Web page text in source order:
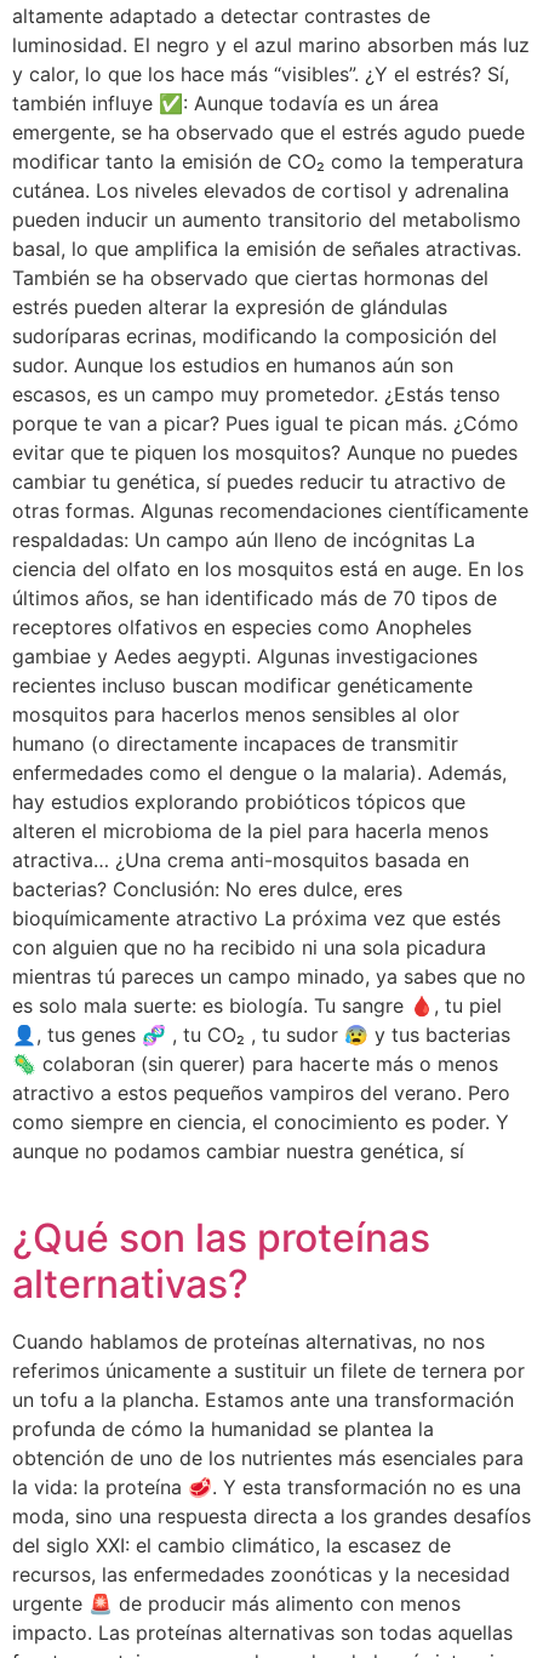
altamente adaptado a detectar contrastes de
luminosidad. El negro y el azul marino absorben más luz
y calor, lo que los hace más “visibles”. ¿Y el estrés? Sí,
también influye ✅: Aunque todavía es un área
emergente, se ha observado que el estrés agudo puede
modificar tanto la emisión de CO₂ como la temperatura
cutánea. Los niveles elevados de cortisol y adrenalina
pueden inducir un aumento transitorio del metabolismo
basal, lo que amplifica la emisión de señales atractivas.
También se ha observado que ciertas hormonas del
estrés pueden alterar la expresión de glándulas
sudoríparas ecrinas, modificando la composición del
sudor. Aunque los estudios en humanos aún son
escasos, es un campo muy prometedor. ¿Estás tenso
porque te van a picar? Pues igual te pican más. ¿Cómo
evitar que te piquen los mosquitos? Aunque no puedes
cambiar tu genética, sí puedes reducir tu atractivo de
otras formas. Algunas recomendaciones científicamente
respaldadas: Un campo aún lleno de incógnitas La
ciencia del olfato en los mosquitos está en auge. En los
últimos años, se han identificado más de 70 tipos de
receptores olfativos en especies como Anopheles
gambiae y Aedes aegypti. Algunas investigaciones
recientes incluso buscan modificar genéticamente
mosquitos para hacerlos menos sensibles al olor
humano (o directamente incapaces de transmitir
enfermedades como el dengue o la malaria). Además,
hay estudios explorando probióticos tópicos que
alteren el microbioma de la piel para hacerla menos
atractiva… ¿Una crema anti-mosquitos basada en
bacterias? Conclusión: No eres dulce, eres
bioquímicamente atractivo La próxima vez que estés
con alguien que no ha recibido ni una sola picadura
mientras tú pareces un campo minado, ya sabes que no
es solo mala suerte: es biología. Tu sangre 🩸, tu piel
👤, tus genes 🧬 , tu CO₂ , tu sudor 😰 y tus bacterias
🦠 colaboran (sin querer) para hacerte más o menos
atractivo a estos pequeños vampiros del verano. Pero
como siempre en ciencia, el conocimiento es poder. Y
aunque no podamos cambiar nuestra genética, sí
¿Qué son las proteínas
alternativas?
Cuando hablamos de proteínas alternativas, no nos
referimos únicamente a sustituir un filete de ternera por
un tofu a la plancha. Estamos ante una transformación
profunda de cómo la humanidad se plantea la
obtención de uno de los nutrientes más esenciales para
la vida: la proteína 🥩. Y esta transformación no es una
moda, sino una respuesta directa a los grandes desafíos
del siglo XXI: el cambio climático, la escasez de
recursos, las enfermedades zoonóticas y la necesidad
urgente 🚨 de producir más alimento con menos
impacto. Las proteínas alternativas son todas aquellas